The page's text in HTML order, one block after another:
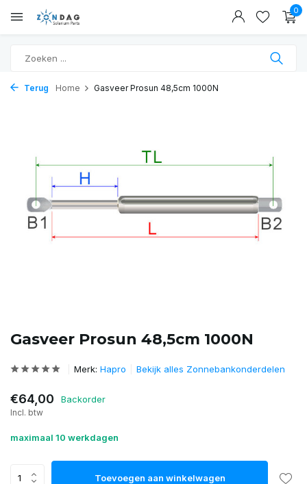
0
Terug Home Gasveer Prosun 48,5cm 1000N
Gasveer Prosun 48,5cm 1000N
Merk: Hapro Bekijk alles Zonnebankonderdelen
€64,00 Backorder
Incl. btw
maximaal 10 werkdagen
Toevoegen aan winkelwagen